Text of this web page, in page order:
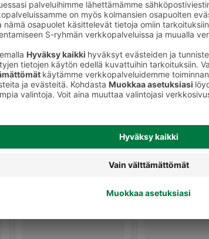
Makeat leivonnaiset